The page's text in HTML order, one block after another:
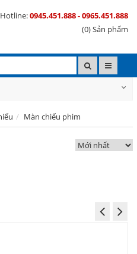
Hotline:0945.451.888 - 0965.451.888
(0) Sản phẩm
Màn chiếu phim